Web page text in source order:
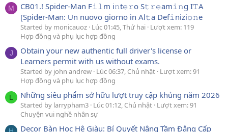
M
CB01.! Spider-Man F𝚒𝚕m i𝚗t𝚎𝚛o S𝚝𝚛𝚎am𝚒𝚗g I𝚃A
[Spider-Man: Un nuovo giorno in Al𝚝a Def𝚒nizi𝚘𝚗e
Started by monicauoz Lúc 01:45, Thứ hai Lượt xem: 119
Hợp đồng và phụ lục hợp đồng
J
Obtain your new authentic full driver's license or
Learners permit with us without exams.
Started by john andrew Lúc 06:37, Chủ nhật Lượt xem: 91
Hợp đồng và phụ lục hợp đồng
L Những siêu phẩm sở hữu lượt truy cập khủng năm 2026
Started by larrypham3 Lúc 01:12, Chủ nhật Lượt xem: 91
Chuyện vui nghề nhân sự
Decor Bàn Học Hệ Giàu: Bí Quyết Nâng Tầm Đẳng Cấp